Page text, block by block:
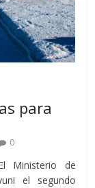
para
0
Ministerio de
el segundo